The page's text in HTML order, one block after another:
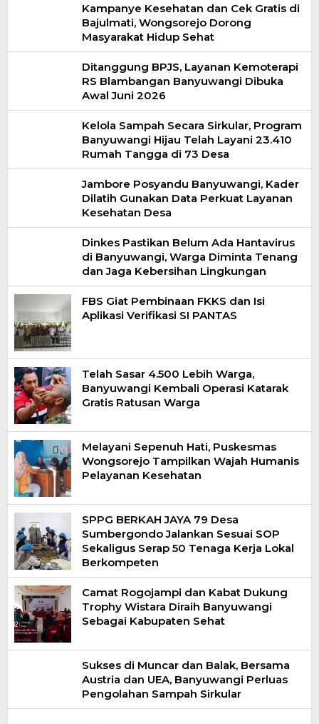
Kampanye Kesehatan dan Cek Gratis di
Bajulmati, Wongsorejo Dorong
Masyarakat Hidup Sehat
Ditanggung BPJS, Layanan Kemoterapi
RS Blambangan Banyuwangi Dibuka
Awal Juni 2026
Kelola Sampah Secara Sirkular, Program
Banyuwangi Hijau Telah Layani 23.410
Rumah Tangga di 73 Desa
Jambore Posyandu Banyuwangi, Kader
Dilatih Gunakan Data Perkuat Layanan
Kesehatan Desa
Dinkes Pastikan Belum Ada Hantavirus
di Banyuwangi, Warga Diminta Tenang
dan Jaga Kebersihan Lingkungan
FBS Giat Pembinaan FKKS dan Isi
Aplikasi Verifikasi SI PANTAS
Telah Sasar 4.500 Lebih Warga,
Banyuwangi Kembali Operasi Katarak
Gratis Ratusan Warga
Melayani Sepenuh Hati, Puskesmas
Wongsorejo Tampilkan Wajah Humanis
Pelayanan Kesehatan
SPPG BERKAH JAYA 79 Desa
Sumbergondo Jalankan Sesuai SOP
Sekaligus Serap 50 Tenaga Kerja Lokal
Berkompeten
Camat Rogojampi dan Kabat Dukung
Trophy Wistara Diraih Banyuwangi
Sebagai Kabupaten Sehat
Sukses di Muncar dan Balak, Bersama
Austria dan UEA, Banyuwangi Perluas
Pengolahan Sampah Sirkular